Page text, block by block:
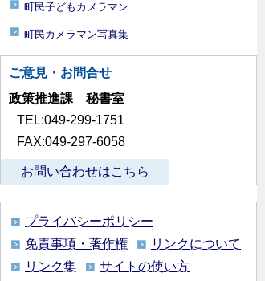
町民子どもカメラマン
町民カメラマン写真集
ご意見・お問合せ
政策推進課 秘書室
TEL:049-299-1751
FAX:049-297-6058
お問い合わせはこちら
プライバシーポリシー
免責事項・著作権
リンクについて
リンク集
サイトの使い方